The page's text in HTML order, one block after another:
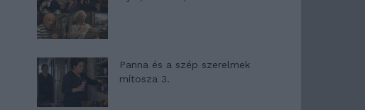
Panna és a szép szerelmek
mítosza 3.